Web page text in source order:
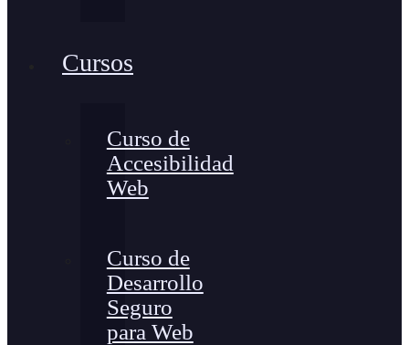
Cursos
Curso de
Accesibilidad
Web
Curso de
Desarrollo
Seguro
para Web